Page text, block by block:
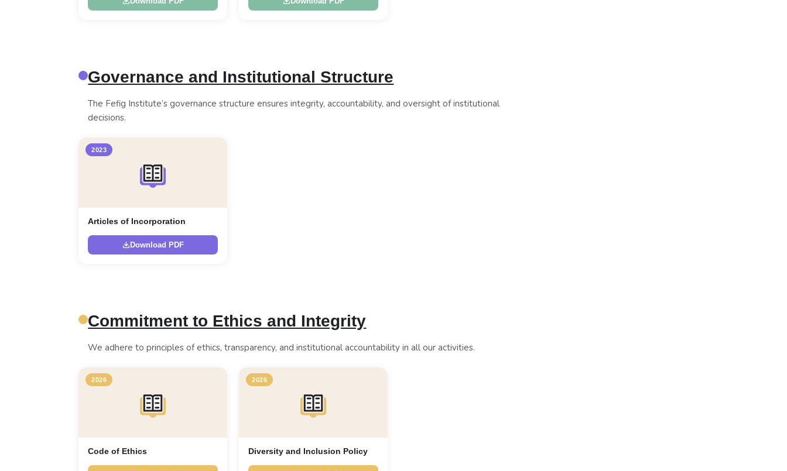
Governance and Institutional Structure
The Fefig Institute’s governance structure ensures integrity, accountability, and oversight of institutional
decisions.
2023
Articles of Incorporation
Download PDF
Commitment to Ethics and Integrity
We adhere to principles of ethics, transparency, and institutional accountability in all our activities.
2026
Code of Ethics
2026
Diversity and Inclusion Policy